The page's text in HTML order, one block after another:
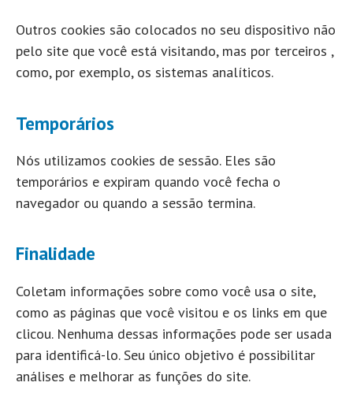
Outros cookies são colocados no seu dispositivo não
pelo site que você está visitando, mas por terceiros ,
como, por exemplo, os sistemas analíticos.
Temporários
Nós utilizamos cookies de sessão. Eles são
temporários e expiram quando você fecha o
navegador ou quando a sessão termina.
Finalidade
Coletam informações sobre como você usa o site,
como as páginas que você visitou e os links em que
clicou. Nenhuma dessas informações pode ser usada
para identificá-lo. Seu único objetivo é possibilitar
análises e melhorar as funções do site.